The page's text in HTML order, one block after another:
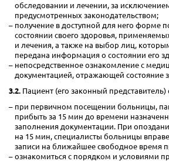
обследовании и лечении, за
предусмотренных законодательством;
получение в доступной для него форме
состоянии своего здоровья,
и лечения, а также на выбор лиц,
передана информация о состоянии его
непосредственное ознакомление с
документацией, отражающей состояние
3.2. Пациент (его законный представитель)
при первичном посещении больницы,
прибыть за 15 мин до времени
заполнения документации. При
на 15 мин, специалисты больницы
записи на ближайшее свободное время
ознакомиться с порядком и условиями